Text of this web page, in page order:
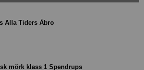
Alla Tiders Åbro
mörk klass 1 Spendrups